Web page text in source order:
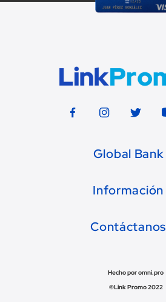
Global Bank
Información
Contáctanos
Hecho por omni.pro
©Link Promo 2022